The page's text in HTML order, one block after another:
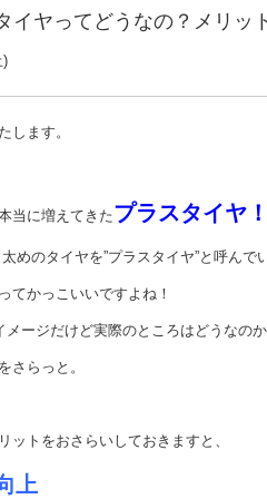
イヤってどうなの？メリッ
)
します。
当に増えてきたプラスタイヤ！
めのタイヤを”プラスタイヤ”と呼んで
てかっこいいですよね！
メージだけど実際のところはどうなのか
さらっと。
ットをおさらいしておきますと、
上